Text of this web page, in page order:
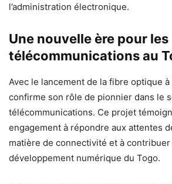
l’administration électronique.
Une nouvelle ère pour les
télécommunications au
Avec le lancement de la fibre optique à
confirme son rôle de pionnier dans le
télécommunications. Ce projet
engagement à répondre aux attentes
matière de connectivité et à
développement numérique du Togo.